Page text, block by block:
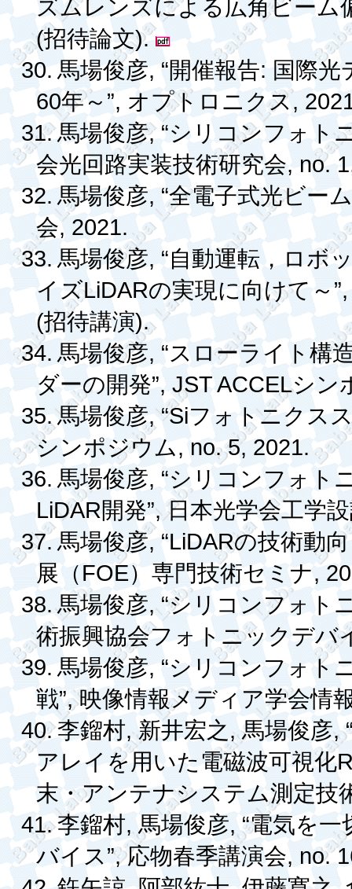
ズムレンズによる広角ビーム
(招待論文).
30.馬場俊彦, “開催報告:国際光
60年～ ”, オプトロニクス,
31.馬場俊彦, “シリコンフォト
会光回路実装技術研究会, no.
32.馬場俊彦, “全電子式光ビー
会, 2021.
33.馬場俊彦, “自動運転，ロボ
イズLiDARの実現に向けて～
(招待講演).
34. 馬場俊彦, “スローライト構
ダーの開発”, JST ACCELシン
35.馬場俊彦, “Siフォトニクス
シンポジウム, no. 5, 2021.
36. 馬場俊彦, “シリコンフォト
LiDAR開発”,日本光学会工学
37.馬場俊彦, “LiDARの技術動
展（FOE）専門技術セミナ,
38. 馬場俊彦, “シリコンフォト
術振興協会フォトニックデバ
39.馬場俊彦, “シリコンフォト
戦”,映像情報メディア学会情
40.李鎦村,新井宏之,馬場俊彦,
アレイを用いた電磁波可視化
末・アンテナシステム測定技
41.李鎦村,馬場俊彦, “電気を一
バイス”,応物春季講演会, no.